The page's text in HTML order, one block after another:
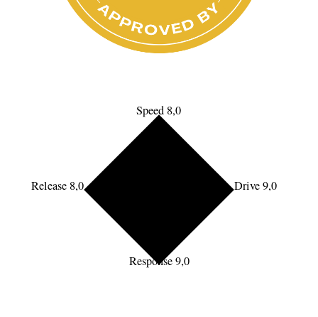
Speed 8,0
Drive 9,0
Response 9,0
Release 8,0